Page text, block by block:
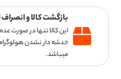
بازگشت کالا و انصراف
این کالا تنها در صورت
خدشه دار نشدن
میباشد.